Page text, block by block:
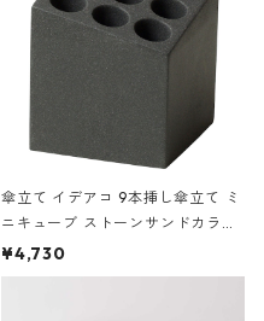
傘立て イデアコ 9本挿し傘立て ミ
ニキューブ ストーンサンドカラー
石調 ideaco Umbrella Stand CUB
E ストーンサンドブラック
¥4,730